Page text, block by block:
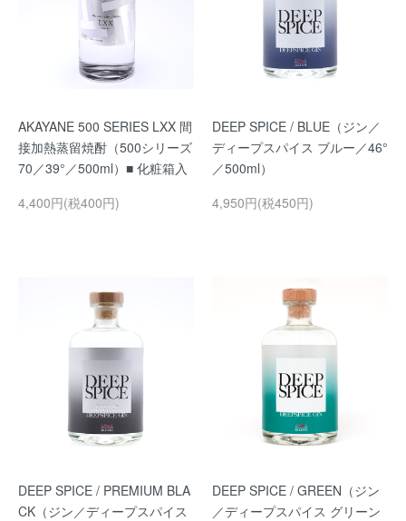
AKAYANE 500 SERIES LXX 間
接加熱蒸留焼酎（500シリーズ
70／39°／500ml）■ 化粧箱入
4,400円(税400円)
DEEP SPICE / BLUE（ジン／
ディープスパイス ブルー／46°
／500ml）
4,950円(税450円)
DEEP SPICE / PREMIUM BLA
CK（ジン／ディープスパイス
DEEP SPICE / GREEN（ジン
／ディープスパイス グリーン